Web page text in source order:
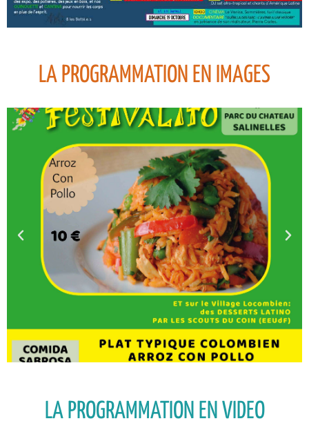
LA PROGRAMMATION EN IMAGES
LA PROGRAMMATION EN VIDEO